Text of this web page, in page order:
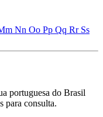
Nn Oo Pp Qq Rr Ss
portuguesa do Brasil
para consulta.